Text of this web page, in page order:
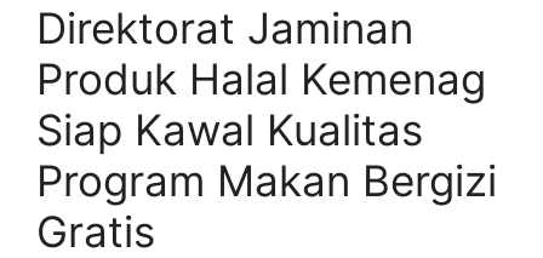
Direktorat Jaminan
Produk Halal Kemenag
Siap Kawal Kualitas
Program Makan Bergizi
Gratis